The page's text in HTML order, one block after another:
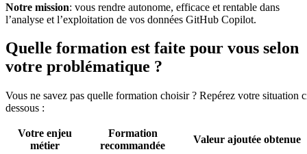
Notre mission: vous rendre autonome, efficace et rentable dans
l’analyse et l’exploitation de vos données GitHub Copilot.
Quelle formation est faite pour vous selon
votre problématique ?
Vous ne savez pas quelle formation choisir ? Repérez votre situation
dessous :
Votre enjeu
métier
Formation
recommandée
Valeur ajoutée obtenue